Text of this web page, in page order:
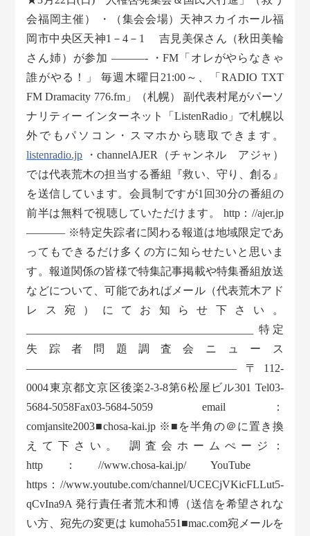
会福岡主催） ・（集会会場）天神スカイホール福
岡市中央区天神1－4－1 吉見美保さん（秋田美輪
さん姉）が参加 ———- ・FM「オレがやらなきゃ
誰がやる！」 毎週木曜日21:00～、「RADIO TXT
FM Dramacity 776.fm」（札幌） 副代表村尾がパーソ
ナリティー インターネット「ListenRadio」で札幌以
外でもパソコン・スマホから聴取できます。
listenradio.jp ・channelAJER（チャンネル アジャ）
では代表荒木の担当する番組『救い、守り、創る』
を送信しています。会員制ですが1回30分の番組の
前半は無料で視聴していただけます。 http：//ajer.jp
———– ※特定失踪者に関わる報道は地域限定であ
ってもできるだけ多くの方に知らせたいと思いま
す。報道関係の皆様で特集記事掲載や特集番組放送
などについて、可能であればメール（代表荒木アド
レス宛）にてお知らせ下さい。
_________________________________________ 特定
失踪者問題調査会ニュース
——————————————————— 〒112-
0004東京都文京区後楽2-3-8第6松屋ビル301 Tel03-
5684-5058Fax03-5684-5059 email：
comjansite2003■chosa-kai.jp ※■を半角の＠に置き換
えて下さい。 調査会ホームぺージ：
http：//www.chosa-kai.jp/ YouTube
https：//www.youtube.com/channel/UCECjVKicFLLut5-
qCvIna9A 発行責任者荒木和博（送信を希望されな
い方、宛先の変更は kumoha551■mac.com宛メールを